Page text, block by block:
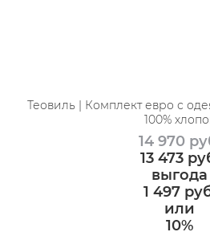
Теовиль | Комплект евро с
100%
14 970
13 473
выгода
1 497
или
10%